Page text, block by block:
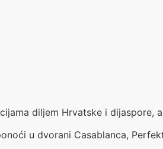
diljem Hrvatske i dijaspore,
u dvorani Casablanca,